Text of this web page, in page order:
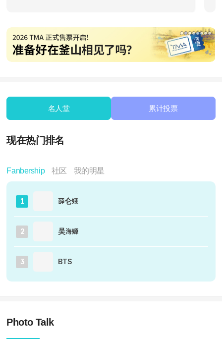
名人堂 累计投票
现在热门排名
Fanbership 社区 我的明星
1 薛仑娥
2 吴海嫄
3 BTS
Photo Talk